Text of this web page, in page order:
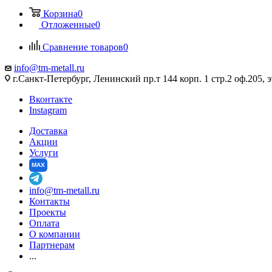
Корзина0
Отложенные0
Сравнение товаров0
info@tm-metall.ru
г.Санкт-Петербург, Ленинский пр.т 144 корп. 1 стр.2 оф.205,
Вконтакте
Instagram
Доставка
Акции
Услуги
MAX
info@tm-metall.ru
Контакты
Проекты
Оплата
О компании
Партнерам
...